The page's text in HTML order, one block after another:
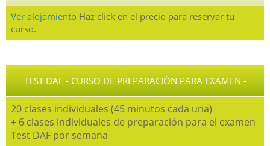
Ver alojamiento Haz click en el precio para reservar tu
curso.
TEST DAF - CURSO DE PREPARACIÓN PARA EXAMEN -
20 clases individuales (45 minutos cada una)
+ 6 clases individuales de preparación para el examen
Test DAF por semana